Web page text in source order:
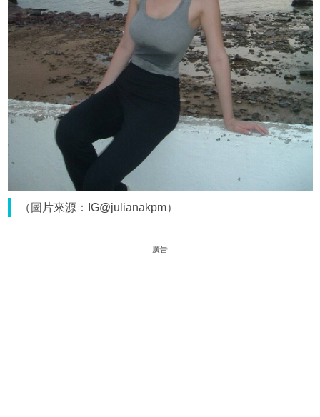
（圖片來源：IG@julianakpm）
廣告